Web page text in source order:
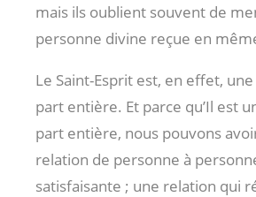
mais ils oublient souvent de
personne divine reçue en
Le Saint-Esprit est, en effet,
part entière. Et parce qu’Il est
part entière, nous pouvons
relation de personne à
satisfaisante ; une relation qui